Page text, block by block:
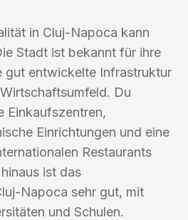
in Cluj-Napoca kann
Stadt ist bekannt für ihre
gut entwickelte Infrastruktur
Du
Einkaufszentren,
Einrichtungen und eine
Restaurants
ist das
Napoca sehr gut, mit
und Schulen.